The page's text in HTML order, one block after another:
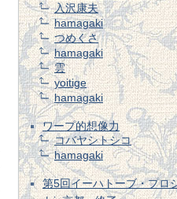
入沢康夫
hamagaki
つめくさ
hamagaki
雲
yoitige
hamagaki
ワープ的想像力
コバヤシトシコ
hamagaki
第5回イーハトーブ・プロ